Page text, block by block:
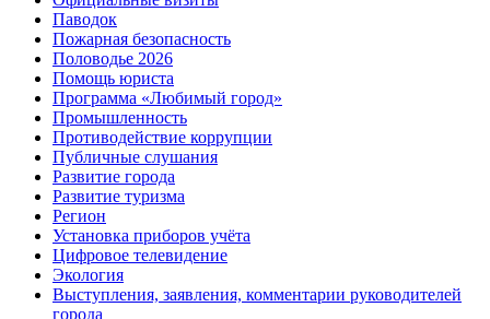
Паводок
Пожарная безопасность
Половодье 2026
Помощь юриста
Программа «Любимый город»
Промышленность
Противодействие коррупции
Публичные слушания
Развитие города
Развитие туризма
Регион
Установка приборов учёта
Цифровое телевидение
Экология
Выступления, заявления, комментарии руководителей
города